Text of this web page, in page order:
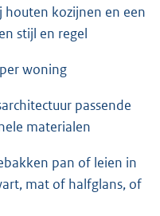
kozijnen en een
stijl en regel
woning
passende
materialen
pan of leien in
mat of halfglans, of